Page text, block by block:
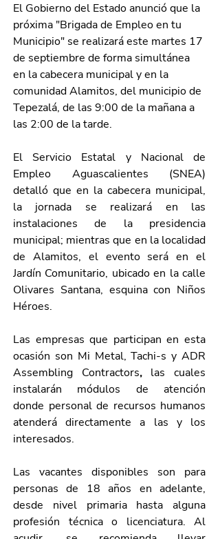
El Gobierno del Estado anunció que la
próxima "Brigada de Empleo en tu
Municipio" se realizará este martes 17
de septiembre de forma simultánea
en la cabecera municipal y en la
comunidad Alamitos, del municipio de
Tepezalá, de las 9:00 de la mañana a
las 2:00 de la tarde.
El Servicio Estatal y Nacional de
Empleo Aguascalientes (SNEA)
detalló que en la cabecera municipal,
la jornada se realizará en las
instalaciones de la presidencia
municipal; mientras que en la localidad
de Alamitos, el evento será en el
Jardín Comunitario, ubicado en la calle
Olivares Santana, esquina con Niños
Héroes.
Las empresas que participan en esta
ocasión son Mi Metal, Tachi-s y ADR
Assembling Contractors, las cuales
instalarán módulos de atención
donde personal de recursos humanos
atenderá directamente a las y los
interesados.
Las vacantes disponibles son para
personas de 18 años en adelante,
desde nivel primaria hasta alguna
profesión técnica o licenciatura. Al